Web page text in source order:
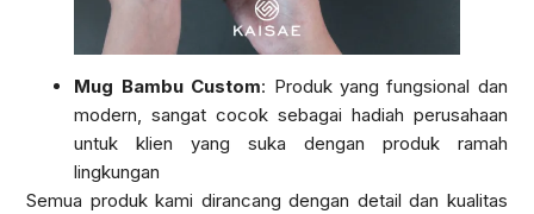
Mug Bambu Custom: Produk yang fungsional dan
modern, sangat cocok sebagai hadiah perusahaan
untuk klien yang suka dengan produk ramah
lingkungan
Semua produk kami dirancang dengan detail dan kualitas